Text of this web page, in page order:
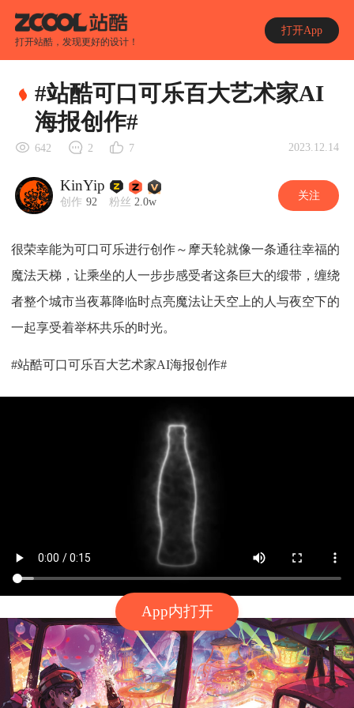
打开站酷，发现更好的设计！
打开App
App内打开
#站酷可口可乐百大艺术家AI
海报创作#
642 2 7 2023.12.14
KinYip
创作 92 粉丝 2.0w 关注
很荣幸能为可口可乐进行创作～摩天轮就像一条通往幸福的
魔法天梯，让乘坐的人一步步感受者这条巨大的缎带，缠绕
者整个城市当夜幕降临时点亮魔法让天空上的人与夜空下的
一起享受着举杯共乐的时光。
#站酷可口可乐百大艺术家AI海报创作#